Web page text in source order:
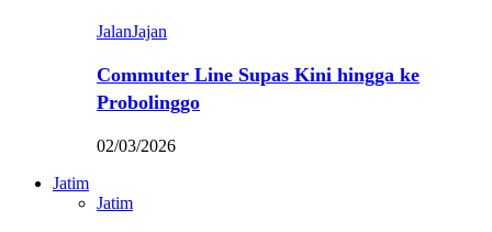
JalanJajan
Commuter Line Supas Kini hingga ke
Probolinggo
02/03/2026
Jatim
Jatim